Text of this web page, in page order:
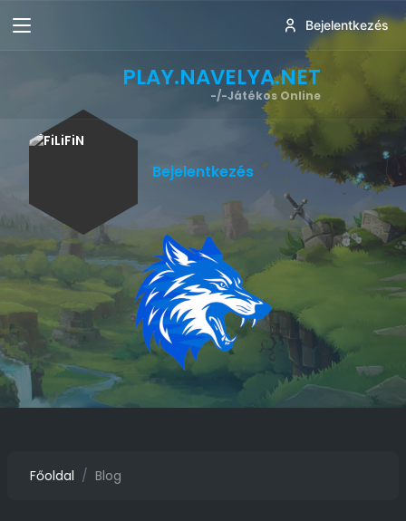
Bejelentkezés
PLAY.NAVELYA.NET
-/-Játékos Online
Bejelentkezés
Főoldal Blog